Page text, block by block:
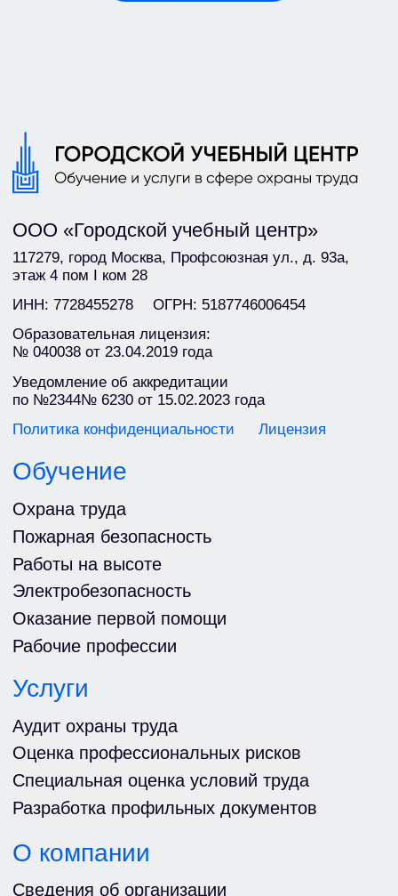
О компании
Блог
Контакты
Рабочие профессии
Услуги
Оценка профессиональных рисков
Специальная оценка условий труда
Разработка профильных документов
+7 (495) 125-08-50
info@gor-centr.ru